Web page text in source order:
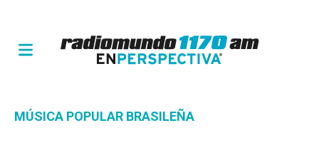
MÚSICA POPULAR BRASILEÑA